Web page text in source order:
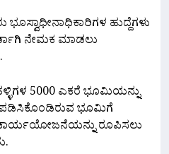
ಹುದ್ದೆಗಳು
ನೇಮಕ ಮಾಡಲು
5000 ಎಕರೆ ಭೂಮಿಯನ್ನು
ಭೂಮಿಗೆ
ಕಾರ್ಯಯೋಜನೆಯನ್ನು ರೂಪಿಸಲು